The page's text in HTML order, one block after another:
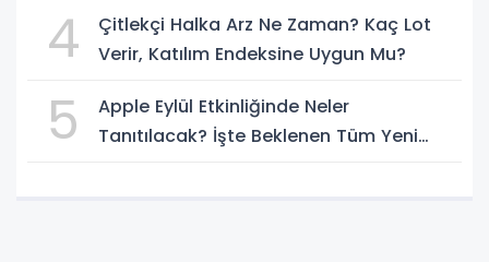
4
Çitlekçi Halka Arz Ne Zaman? Kaç Lot
Verir, Katılım Endeksine Uygun Mu?
5
Apple Eylül Etkinliğinde Neler
Tanıtılacak? İşte Beklenen Tüm Yeni